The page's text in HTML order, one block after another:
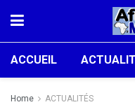
ACCUEIL
Home ACTUALITÉS